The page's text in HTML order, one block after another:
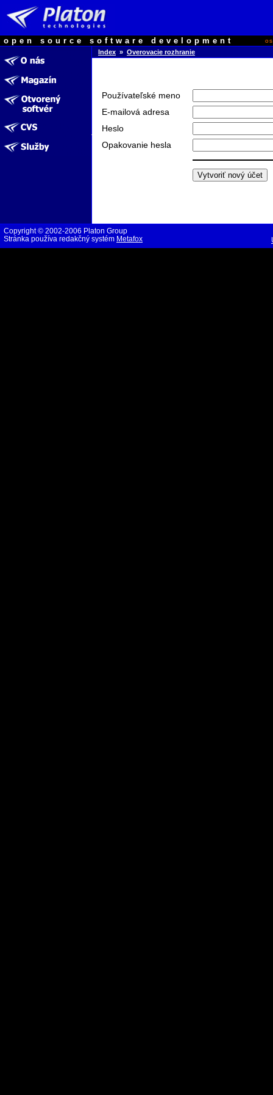
open source software development
Index » Overovacie rozhranie
Používateľské meno
E-mailová adresa
Heslo
Opakovanie hesla
Copyright © 2002-2006 Platon Group
Stránka používa redakčný systém Metafox